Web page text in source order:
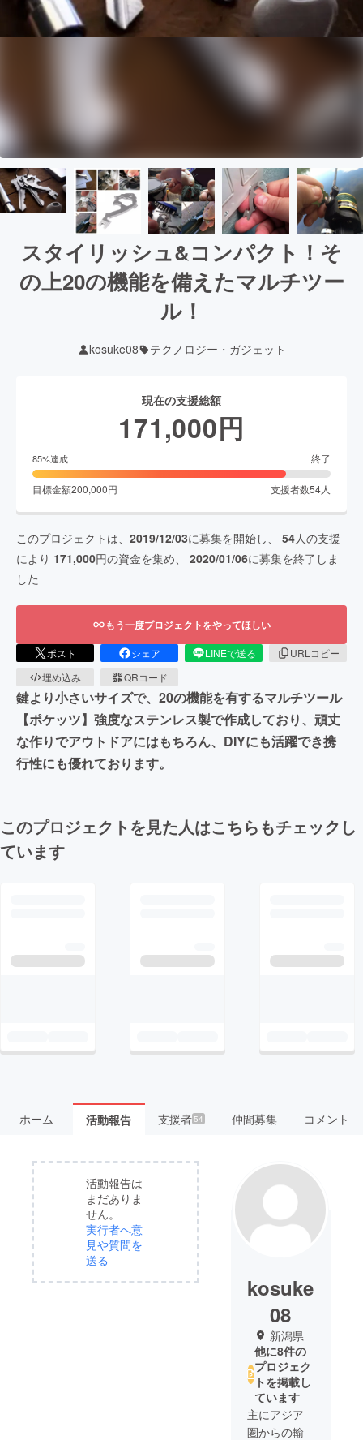
スタイリッシュ&コンパクト！そ
の上20の機能を備えたマルチツー
ル！
kosuke08 テクノロジー・ガジェット
現在の支援総額
171,000円
85%達成 終了
目標金額200,000円 支援者数54人
このプロジェクトは、 2019/12/03に募集を開始し、 54人の支援
により 171,000円の資金を集め、 2020/01/06に募集を終了しま
した
もう一度プロジェクトをやってほしい
ポスト シェア LINEで送る
URLコピー
埋め込み
QRコード
鍵より小さいサイズで、20の機能を有するマルチツール
【ポケッツ】強度なステンレス製で作成しており、頑丈
な作りでアウトドアにはもちろん、DIYにも活躍でき携
行性にも優れております。
このプロジェクトを見た人はこちらもチェックし
ています
ホーム 活動報告 支援者54 仲間募集 コメント
活動報告は
まだありま
せん。
実行者へ意
見や質問を
送る
kosuke
08
新潟県
他に8件の
プロジェク
トを掲載し
ています
主にアジア
圏からの輸